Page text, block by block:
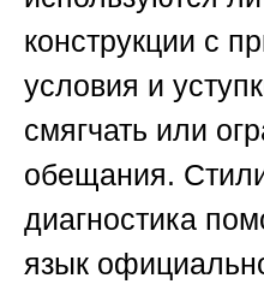
конструкции с
условия и
смягчать или
обещания.
диагностика
язык